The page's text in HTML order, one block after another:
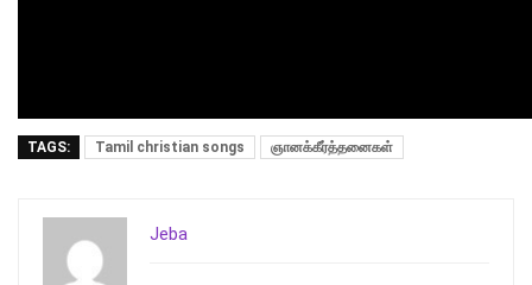
TAGS: Tamil christian songs ஞானக்கீர்த்தனைகள்
Jeba